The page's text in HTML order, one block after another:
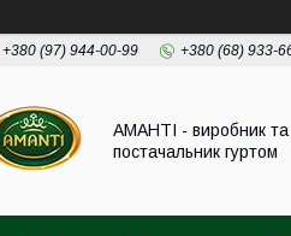
+380 (97) 944-00-99 +380 (68) 933-
АМАНТІ - виробник та
постачальник гуртом